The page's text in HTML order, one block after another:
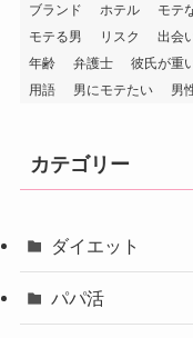
ブランド
ホテル モテ
モテる男
リスク 出会
年齢
弁護士 彼氏が重
用語
男にモテたい 男
カテゴリー
ダイエット
パパ活